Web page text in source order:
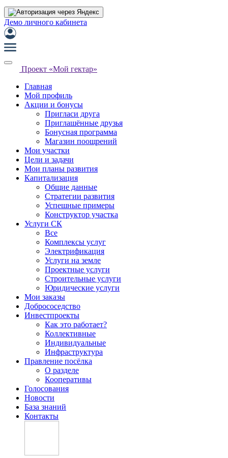
Демо личного кабинета
Проект «Мой гектар»
Главная
Мой профиль
Акции и бонусы
Пригласи друга
Приглашённые друзья
Бонусная программа
Магазин поощрений
Мои участки
Цели и задачи
Мои планы развития
Капитализация
Общие данные
Стратегии развития
Успешные примеры
Конструктор участка
Услуги СК
Все
Комплексы услуг
Электрификация
Услуги на земле
Проектные услуги
Строительные услуги
Юридические услуги
Мои заказы
Добрососедство
Инвестпроекты
Как это работает?
Коллективные
Индивидуальные
Инфраструктура
Правление посёлка
О разделе
Кооперативы
Голосования
Новости
База знаний
Контакты